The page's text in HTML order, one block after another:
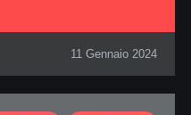
11 Gennaio 2024